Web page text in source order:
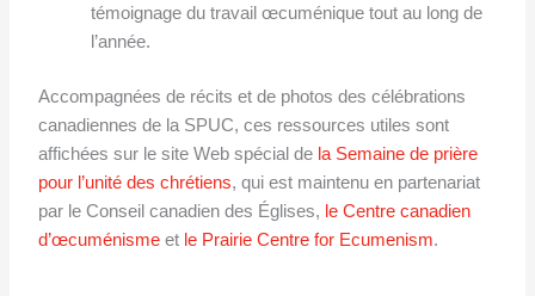
témoignage du travail œcuménique tout au long de
l’année.
Accompagnées de récits et de photos des célébrations
canadiennes de la SPUC, ces ressources utiles sont
affichées sur le site Web spécial de la Semaine de prière
pour l’unité des chrétiens, qui est maintenu en partenariat
par le Conseil canadien des Églises, le Centre canadien
d’œcuménisme et le Prairie Centre for Ecumenism.